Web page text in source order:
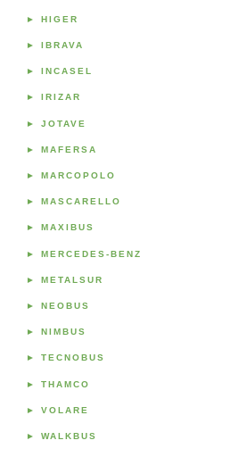
► HIGER
► IBRAVA
► INCASEL
► IRIZAR
► JOTAVE
► MAFERSA
► MARCOPOLO
► MASCARELLO
► MAXIBUS
► MERCEDES-BENZ
► METALSUR
► NEOBUS
► NIMBUS
► TECNOBUS
► THAMCO
► VOLARE
► WALKBUS